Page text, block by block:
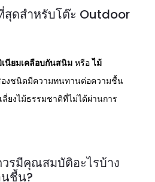
สุดสำหรับโต๊ะ Outdoor
นียมเคลือบกันสนิม หรือไม้
งชนิดมีความทนทานต่อความชื้น
ลี่ยงไม้ธรรมชาติที่ไม่ได้ผ่านการ
รมีคุณสมบัติอะไรบ้าง
นชื้น?